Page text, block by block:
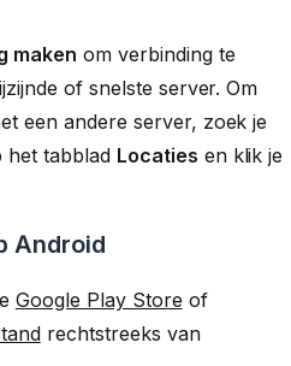
maken om verbinding te
of snelste server. Om
een andere server, zoek je
het tabblad Locaties en klik je
Android
Google Play Store of
rechtstreeks van